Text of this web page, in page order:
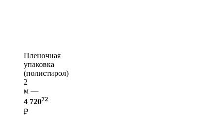
Пленочная
упаковка
(полистирол)
2
м —
4 72072
₽